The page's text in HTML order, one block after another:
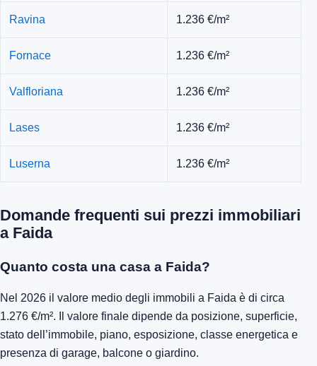
Ravina 1.236 €/m²
Fornace 1.236 €/m²
Valfloriana 1.236 €/m²
Lases 1.236 €/m²
Luserna 1.236 €/m²
Domande frequenti sui prezzi immobiliari
a Faida
Quanto costa una casa a Faida?
Nel 2026 il valore medio degli immobili a Faida è di circa
1.276 €/m². Il valore finale dipende da posizione, superficie,
stato dell’immobile, piano, esposizione, classe energetica e
presenza di garage, balcone o giardino.